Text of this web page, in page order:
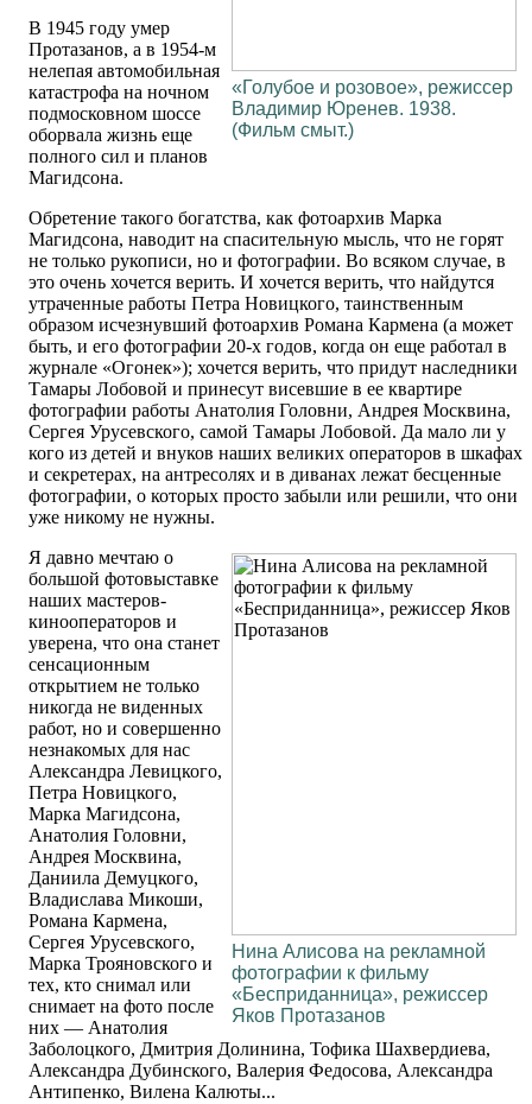
«Голубое и розовое», режиссер
Владимир Юренев. 1938.
(Фильм смыт.)
В 1945 году умер
Протазанов, а в 1954-м
нелепая автомобильная
катастрофа на ночном
подмосковном шоссе
оборвала жизнь еще
полного сил и планов
Магидсона.
Обретение такого богатства, как фотоархив Марка
Магидсона, наводит на спасительную мысль, что не горят
не только рукописи, но и фотографии. Во всяком случае, в
это очень хочется верить. И хочется верить, что найдутся
утраченные работы Петра Новицкого, таинственным
образом исчезнувший фотоархив Романа Кармена (а может
быть, и его фотографии 20-х годов, когда он еще работал в
журнале «Огонек»); хочется верить, что придут наследники
Тамары Лобовой и принесут висевшие в ее квартире
фотографии работы Анатолия Головни, Андрея Москвина,
Сергея Урусевского, самой Тамары Лобовой. Да мало ли у
кого из детей и внуков наших великих операторов в шкафах
и секретерах, на антресолях и в диванах лежат бесценные
фотографии, о которых просто забыли или решили, что они
уже никому не нужны.
Нина Алисова на рекламной
фотографии к фильму
«Бесприданница», режиссер
Яков Протазанов
Я давно мечтаю о
большой фотовыставке
наших мастеров-
кинооператоров и
уверена, что она станет
сенсационным
открытием не только
никогда не виденных
работ, но и совершенно
незнакомых для нас
Александра Левицкого,
Петра Новицкого,
Марка Магидсона,
Анатолия Головни,
Андрея Москвина,
Даниила Демуцкого,
Владислава Микоши,
Романа Кармена,
Сергея Урусевского,
Марка Трояновского и
тех, кто снимал или
снимает на фото после
них — Анатолия
Заболоцкого, Дмитрия Долинина, Тофика Шахвердиева,
Александра Дубинского, Валерия Федосова, Александра
Антипенко, Вилена Калюты...